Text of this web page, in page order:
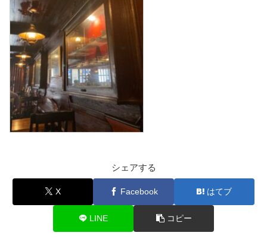
シェアする
X Facebook はてブ
LINE コピー